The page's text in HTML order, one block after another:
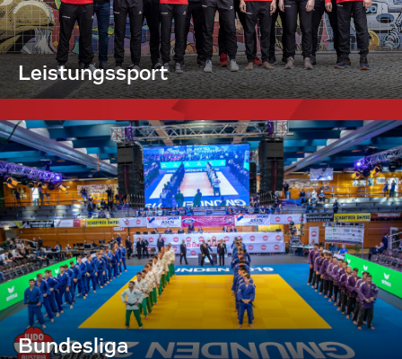
Leistungssport
Bundesliga